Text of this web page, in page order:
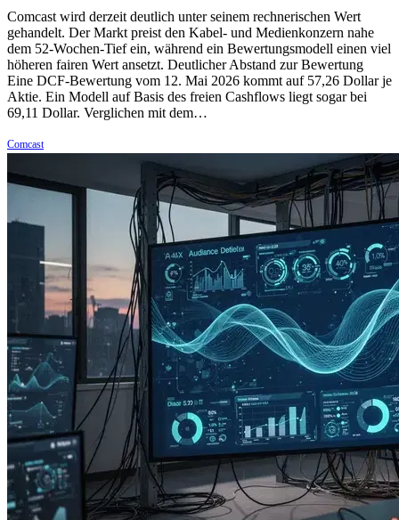
Comcast wird derzeit deutlich unter seinem rechnerischen Wert
gehandelt. Der Markt preist den Kabel- und Medienkonzern nahe
dem 52-Wochen-Tief ein, während ein Bewertungsmodell einen viel
höheren fairen Wert ansetzt. Deutlicher Abstand zur Bewertung
Eine DCF-Bewertung vom 12. Mai 2026 kommt auf 57,26 Dollar je
Aktie. Ein Modell auf Basis des freien Cashflows liegt sogar bei
69,11 Dollar. Verglichen mit dem…
Comcast